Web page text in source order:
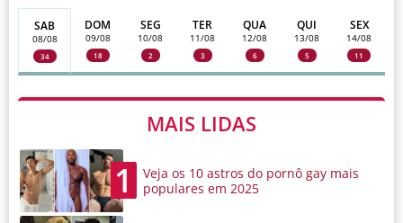
SAB
08/08
34
DOM
09/08
18
SEG
10/08
2
TER
11/08
3
QUA
12/08
6
QUI
13/08
5
SEX
14/08
11
MAIS LIDAS
1
Veja os 10 astros do pornô gay mais
populares em 2025